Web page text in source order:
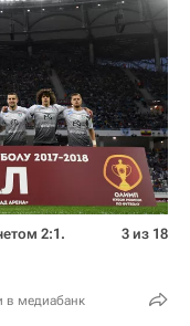
2:1.
в медиабанк
3 из 18